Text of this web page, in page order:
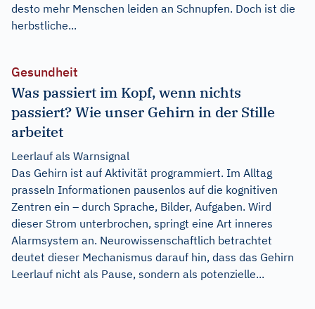
desto mehr Menschen leiden an Schnupfen. Doch ist die
herbstliche...
Gesundheit
Was passiert im Kopf, wenn nichts
passiert? Wie unser Gehirn in der Stille
arbeitet
Leerlauf als Warnsignal
Das Gehirn ist auf Aktivität programmiert. Im Alltag
prasseln Informationen pausenlos auf die kognitiven
Zentren ein – durch Sprache, Bilder, Aufgaben. Wird
dieser Strom unterbrochen, springt eine Art inneres
Alarmsystem an. Neurowissenschaftlich betrachtet
deutet dieser Mechanismus darauf hin, dass das Gehirn
Leerlauf nicht als Pause, sondern als potenzielle...